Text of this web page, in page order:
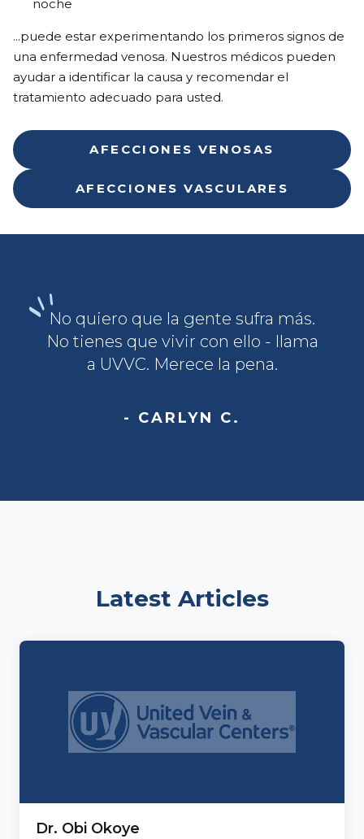
noche
...puede estar experimentando los primeros signos de
una enfermedad venosa. Nuestros médicos pueden
ayudar a identificar la causa y recomendar el
tratamiento adecuado para usted.
AFECCIONES VENOSAS
AFECCIONES VASCULARES
No quiero que la gente sufra más.
No tienes que vivir con ello - llama
a UVVC. Merece la pena.
- CARLYN C.
Latest Articles
Dr. Obi Okoye